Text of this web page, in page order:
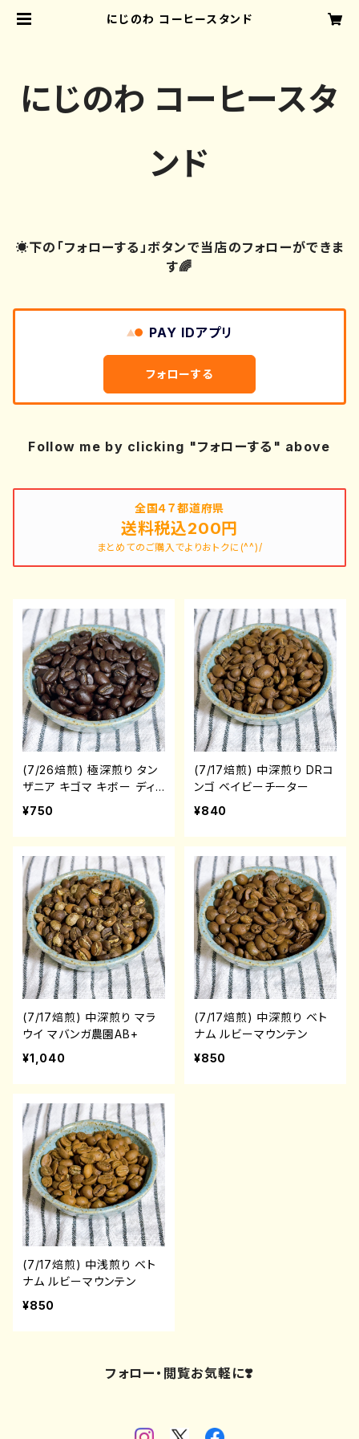
にじのわ コーヒースタンド
にじのわ コーヒースタ
ンド
☀下の「フォローする」ボタンで当店のフォローができま
す🌈
PAY IDアプリ
フォローする
Follow me by clicking "フォローする" above
全国４７都道府県
送料税込200円
まとめてのご購入でよりおトクに(^^)/
(7/26焙煎) 極深煎り タン
ザニア キゴマ キボー ディ
ープブルーAA
¥750
(7/17焙煎) 中深煎り DRコ
ンゴ ベイビーチーター
¥840
(7/17焙煎) 中深煎り マラ
ウイ マバンガ農園AB+
¥1,040
(7/17焙煎) 中深煎り ベト
ナム ルビーマウンテン
¥850
(7/17焙煎) 中浅煎り ベト
ナム ルビーマウンテン
¥850
フォロー・閲覧お気軽に❣️